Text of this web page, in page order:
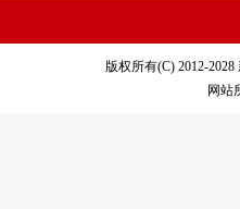
版权所有(C) 2012-2028
网站